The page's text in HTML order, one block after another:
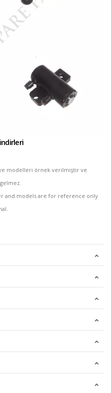
modelleri örnek verilmiştir ve
and models are for reference only